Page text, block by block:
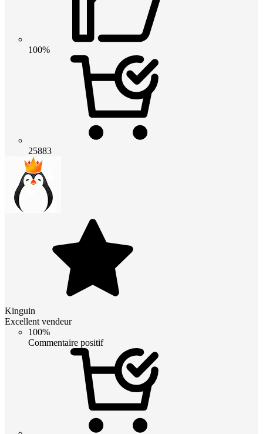
100%
25883
Kinguin
Excellent vendeur
100%
Commentaire positif